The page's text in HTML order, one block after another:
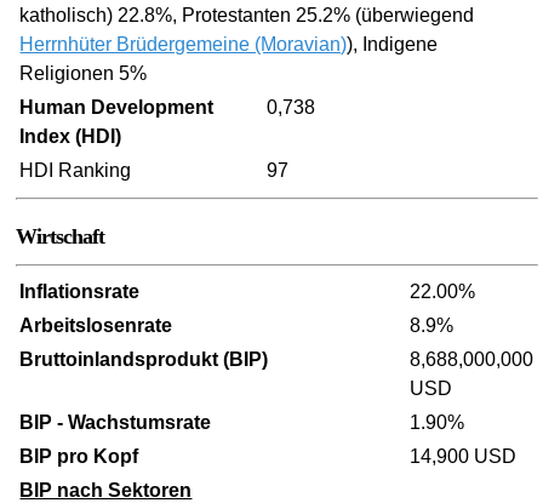
katholisch) 22.8%, Protestanten 25.2% (überwiegend
Herrnhüter Brüdergemeine (Moravian)), Indigene
Religionen 5%
Human Development
Index (HDI)
0,738
HDI Ranking 97
Wirtschaft
Inflationsrate
22.00%
Arbeitslosenrate
8.9%
Bruttoinlandsprodukt (BIP)
8,688,000,000
USD
BIP - Wachstumsrate
1.90%
BIP pro Kopf
14,900 USD
BIP nach Sektoren